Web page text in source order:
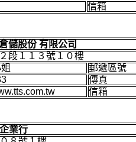
信箱
儲股份 有限公司
段１１３號１０樓
郵遞區號
傳真
信箱
業行